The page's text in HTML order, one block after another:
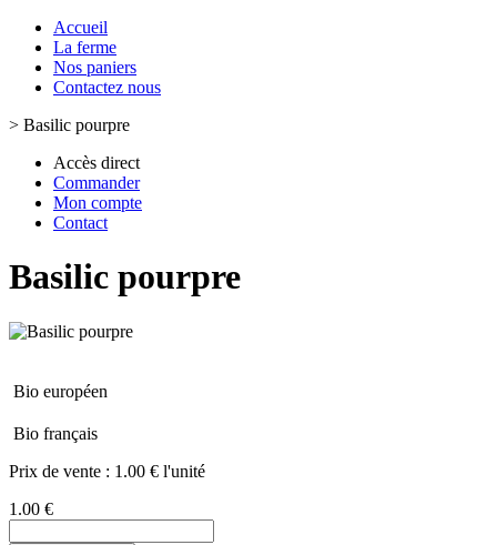
Accueil
La ferme
Nos paniers
Contactez nous
> Basilic pourpre
Accès direct
Commander
Mon compte
Contact
Basilic pourpre
Bio européen
Bio français
Prix de vente : 1.00 € l'unité
1.00 €